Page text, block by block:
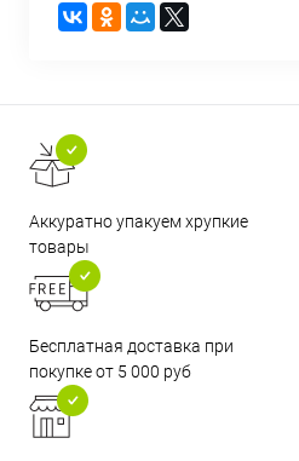
Аккуратно упакуем хрупкие
товары
Бесплатная доставка при
покупке от 5 000 руб